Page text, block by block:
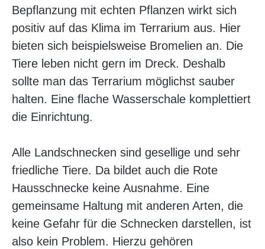
Bepflanzung mit echten Pflanzen wirkt sich
positiv auf das Klima im Terrarium aus. Hier
bieten sich beispielsweise Bromelien an. Die
Tiere leben nicht gern im Dreck. Deshalb
sollte man das Terrarium möglichst sauber
halten. Eine flache Wasserschale komplettiert
die Einrichtung.
Alle Landschnecken sind gesellige und sehr
friedliche Tiere. Da bildet auch die Rote
Hausschnecke keine Ausnahme. Eine
gemeinsame Haltung mit anderen Arten, die
keine Gefahr für die Schnecken darstellen, ist
also kein Problem. Hierzu gehören